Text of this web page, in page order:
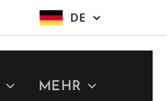
DE
MEHR